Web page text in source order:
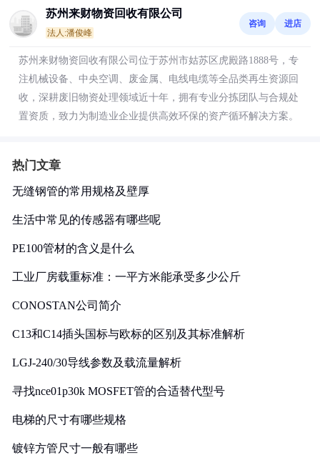
苏州来财物资回收有限公司
法人:潘俊峰
咨询 进店
苏州来财物资回收有限公司位于苏州市姑苏区虎殿路1888号，专
注机械设备、中央空调、废金属、电线电缆等全品类再生资源回
收，深耕废旧物资处理领域近十年，拥有专业分拣团队与合规处
置资质，致力为制造业企业提供高效环保的资产循环解决方案。
热门文章
无缝钢管的常用规格及壁厚
生活中常见的传感器有哪些呢
PE100管材的含义是什么
工业厂房载重标准：一平方米能承受多少公斤
CONOSTAN公司简介
C13和C14插头国标与欧标的区别及其标准解析
LGJ-240/30导线参数及载流量解析
寻找nce01p30k MOSFET管的合适替代型号
电梯的尺寸有哪些规格
镀锌方管尺寸一般有哪些